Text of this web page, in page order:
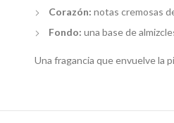
Corazón: notas cremosas
Fondo: una base de
Una fragancia que envuelve la